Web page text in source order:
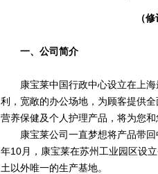
（
一、公司简介
康宝莱中国行政中心设立在上海
利，宽敞的办公场地，为顾客提供
营养保健及个人护理产品，将为您
康宝莱公司一直梦想将产品带回
年10月，康宝莱在苏州工业园区设
土以外唯一的生产基地。